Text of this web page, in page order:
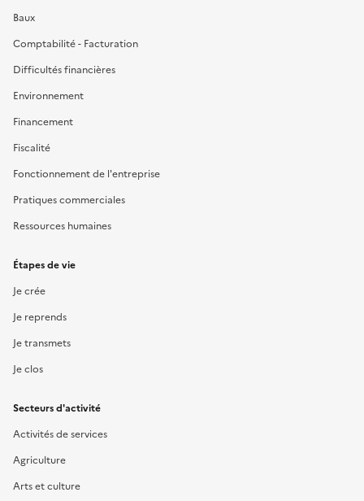
Baux
Comptabilité - Facturation
Difficultés financières
Environnement
Financement
Fiscalité
Fonctionnement de l'entreprise
Pratiques commerciales
Ressources humaines
Étapes de vie
Je crée
Je reprends
Je transmets
Je clos
Secteurs d'activité
Activités de services
Agriculture
Arts et culture